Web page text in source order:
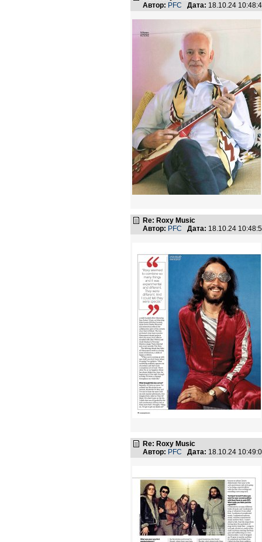
Автор: PFC Дата: 18.10.24
Re: Roxy Music
Автор: PFC Дата: 18.10.24
Re: Roxy Music
Автор: PFC Дата: 18.10.24